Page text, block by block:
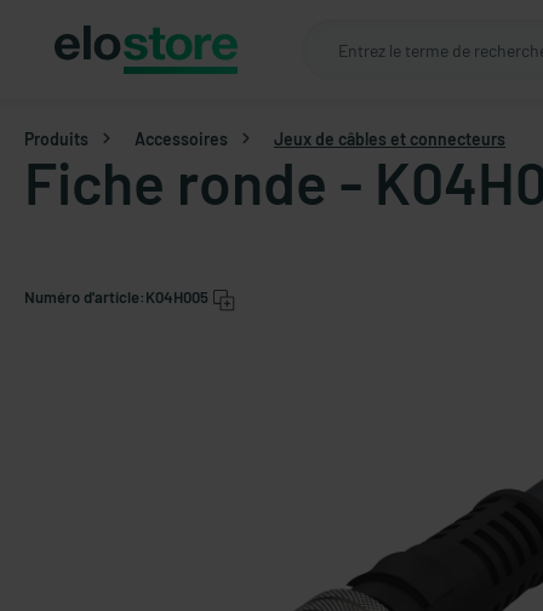
Produits Accessoires Jeux de câbles et connecteurs
Fiche ronde -
Numéro d'article:K04H005